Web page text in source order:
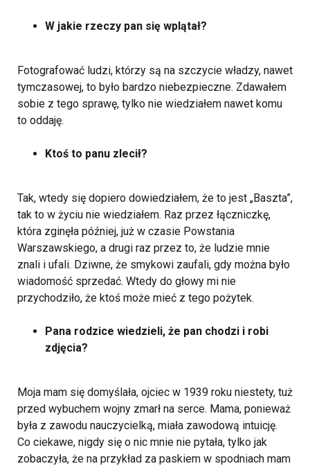
W jakie rzeczy pan się wplątał?
Fotografować ludzi, którzy są na szczycie władzy, nawet
tymczasowej, to było bardzo niebezpieczne. Zdawałem
sobie z tego sprawę, tylko nie wiedziałem nawet komu
to oddaję.
Ktoś to panu zlecił?
Tak, wtedy się dopiero dowiedziałem, że to jest „Baszta”,
tak to w życiu nie wiedziałem. Raz przez łączniczkę,
która zginęła później, już w czasie Powstania
Warszawskiego, a drugi raz przez to, że ludzie mnie
znali i ufali. Dziwne, że smykowi zaufali, gdy można było
wiadomość sprzedać. Wtedy do głowy mi nie
przychodziło, że ktoś może mieć z tego pożytek.
Pana rodzice wiedzieli, że pan chodzi i robi
zdjęcia?
Moja mam się domyślała, ojciec w 1939 roku niestety, tuż
przed wybuchem wojny zmarł na serce. Mama, ponieważ
była z zawodu nauczycielką, miała zawodową intuicję.
Co ciekawe, nigdy się o nic mnie nie pytała, tylko jak
zobaczyła, że na przykład za paskiem w spodniach mam